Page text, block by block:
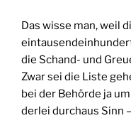
Das wisse man, weil
die Schand- und
Zwar sei die Liste
bei der Behörde ja
derlei durchaus Sinn